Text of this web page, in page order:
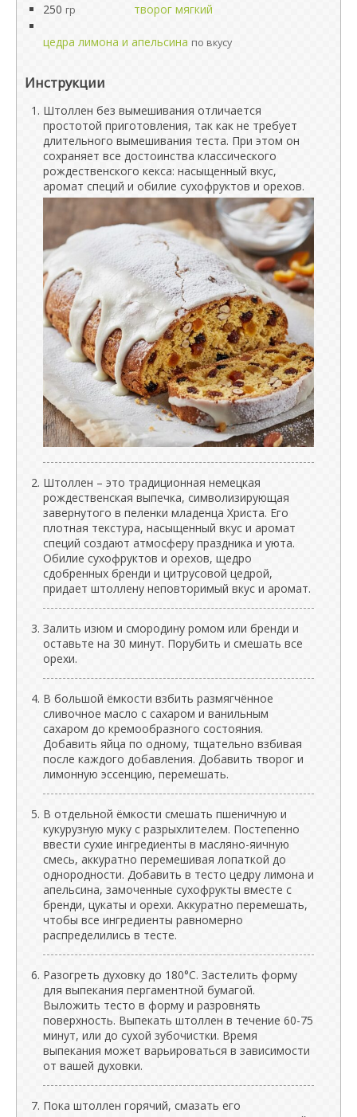
250 гр творог мягкий
цедра лимона и апельсина по вкусу
Инструкции
Штоллен без вымешивания отличается
простотой приготовления, так как не требует
длительного вымешивания теста. При этом он
сохраняет все достоинства классического
рождественского кекса: насыщенный вкус,
аромат специй и обилие сухофруктов и орехов.
Штоллен – это традиционная немецкая
рождественская выпечка, символизирующая
завернутого в пеленки младенца Христа. Его
плотная текстура, насыщенный вкус и аромат
специй создают атмосферу праздника и уюта.
Обилие сухофруктов и орехов, щедро
сдобренных бренди и цитрусовой цедрой,
придает штоллену неповторимый вкус и аромат.
Залить изюм и смородину ромом или бренди и
оставьте на 30 минут. Порубить и смешать все
орехи.
В большой ёмкости взбить размягчённое
сливочное масло с сахаром и ванильным
сахаром до кремообразного состояния.
Добавить яйца по одному, тщательно взбивая
после каждого добавления. Добавить творог и
лимонную эссенцию, перемешать.
В отдельной ёмкости смешать пшеничную и
кукурузную муку с разрыхлителем. Постепенно
ввести сухие ингредиенты в масляно-яичную
смесь, аккуратно перемешивая лопаткой до
однородности. Добавить в тесто цедру лимона и
апельсина, замоченные сухофрукты вместе с
бренди, цукаты и орехи. Аккуратно перемешать,
чтобы все ингредиенты равномерно
распределились в тесте.
Разогреть духовку до 180°C. Застелить форму
для выпекания пергаментной бумагой.
Выложить тесто в форму и разровнять
поверхность. Выпекать штоллен в течение 60-75
минут, или до сухой зубочистки. Время
выпекания может варьироваться в зависимости
от вашей духовки.
Пока штоллен горячий, смазать его